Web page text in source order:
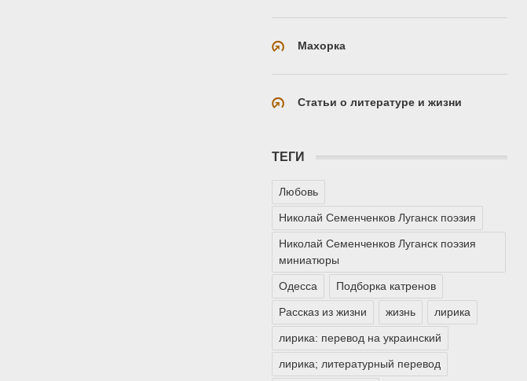
Махорка
Статьи о литературе и жизни
ТЕГИ
Любовь
Николай Семенченков Луганск поэзия
Николай Семенченков Луганск поэзия
миниатюры
Одесса Подборка катренов
Рассказ из жизни жизнь лирика
лирика: перевод на украинский
лирика; литературный перевод